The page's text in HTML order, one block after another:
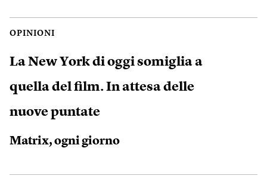
OPINIONI
La New York di oggi somiglia a
quella del film. In attesa delle
nuove puntate
Matrix, ogni giorno